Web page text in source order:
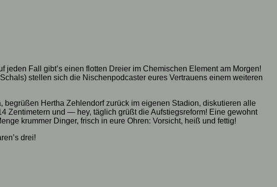
Fall gibt’s einen flotten Dreier im Chemischen Element am Morgen!
stellen sich die Nischenpodcaster eures Vertrauens einem weiteren
Hertha Zehlendorf zurück im eigenen Stadion, diskutieren alle
Zentimetern und — hey, täglich grüßt die Aufstiegsreform! Eine gewohnt
krummer Dinger, frisch in eure Ohren: Vorsicht, heiß und fettig!
drei!